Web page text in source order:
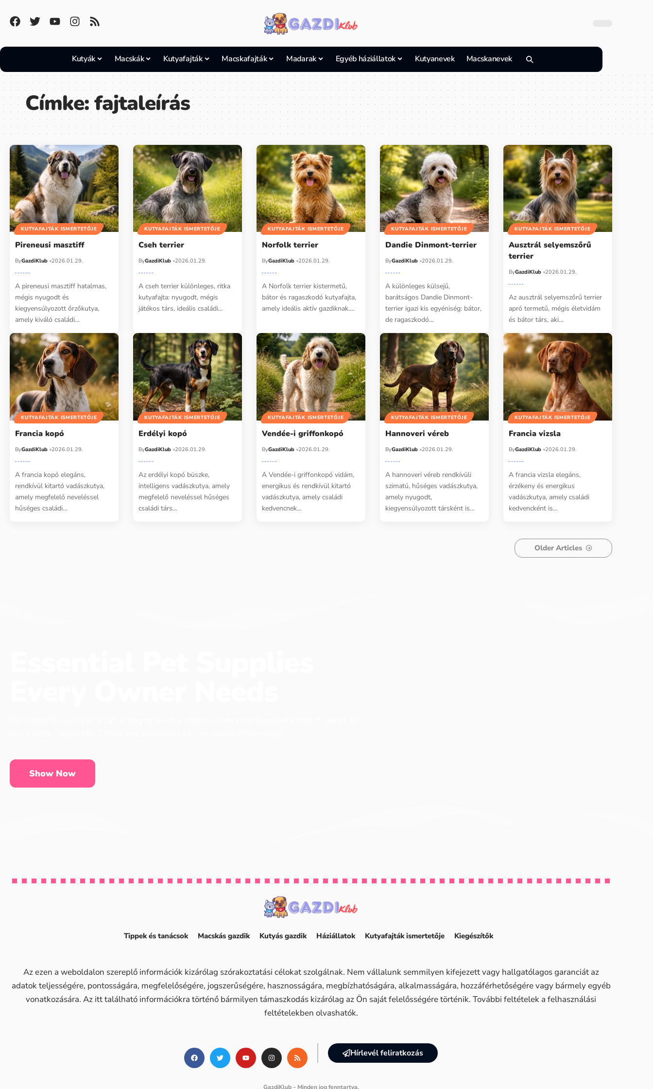
Kutyák Macskák Kutyafajták Macskafajták Madarak Egyéb háziállatok Kutyanevek Macskanevek
Címke:fajtaleírás
KUTYAFAJTÁK ISMERTETŐJE
Pireneusi masztiff
ByGazdiKlub 2026.01.29.
A pireneusi masztiff hatalmas,
mégis nyugodt és
kiegyensúlyozott őrzőkutya,
amely kiváló családi…
KUTYAFAJTÁK ISMERTETŐJE
Cseh terrier
ByGazdiKlub 2026.01.29.
A cseh terrier különleges, ritka
kutyafajta: nyugodt, mégis
játékos társ, ideális családi…
KUTYAFAJTÁK ISMERTETŐJE
Norfolk terrier
ByGazdiKlub 2026.01.29.
A Norfolk terrier kistermetű,
bátor és ragaszkodó kutyafajta,
amely ideális aktív gazdiknak.…
KUTYAFAJTÁK ISMERTETŐJE
Dandie Dinmont-terrier
ByGazdiKlub 2026.01.29.
A különleges külsejű,
barátságos Dandie Dinmont-
terrier igazi kis egyéniség: bátor,
de ragaszkodó…
KUTYAFAJTÁK ISMERTETŐJE
Ausztrál selyemszőrű
terrier
ByGazdiKlub 2026.01.29.
Az ausztrál selyemszőrű terrier
apró termetű, mégis életvidám
és bátor társ, aki…
KUTYAFAJTÁK ISMERTETŐJE
Francia kopó
ByGazdiKlub 2026.01.29.
A francia kopó elegáns,
rendkívül kitartó vadászkutya,
amely megfelelő neveléssel
hűséges családi…
KUTYAFAJTÁK ISMERTETŐJE
Erdélyi kopó
ByGazdiKlub 2026.01.29.
Az erdélyi kopó büszke,
intelligens vadászkutya, amely
megfelelő neveléssel hűséges
családi társ…
KUTYAFAJTÁK ISMERTETŐJE
Vendée-i griffonkopó
ByGazdiKlub 2026.01.29.
A Vendée-i griffonkopó vidám,
energikus és rendkívül kitartó
vadászkutya, amely családi
kedvencnek…
KUTYAFAJTÁK ISMERTETŐJE
Hannoveri véreb
ByGazdiKlub 2026.01.29.
A hannoveri véreb rendkívüli
szimatú, hűséges vadászkutya,
amely nyugodt,
kiegyensúlyozott társként is…
KUTYAFAJTÁK ISMERTETŐJE
Francia vizsla
ByGazdiKlub 2026.01.29.
A francia vizsla elegáns,
érzékeny és energikus
vadászkutya, amely családi
kedvencként is…
Older Articles
Show Now
Tippek és tanácsok Macskás gazdik Kutyás gazdik Háziállatok Kutyafajták ismertetője Kiegészítők
Az ezen a weboldalon szereplő információk kizárólag szórakoztatási célokat szolgálnak. Nem vállalunk semmilyen kifejezett vagy hallgatólagos garanciát az
adatok teljességére, pontosságára, megfelelőségére, jogszerűségére, hasznosságára, megbízhatóságára, alkalmasságára, hozzáférhetőségére vagy bármely egyéb
vonatkozására. Az itt található információkra történő bármilyen támaszkodás kizárólag az Ön saját felelősségére történik. További feltételek a felhasználási
feltételekben olvashatók.
Hírlevél feliratkozás
GazdiKlub – Minden jog fenntartva.